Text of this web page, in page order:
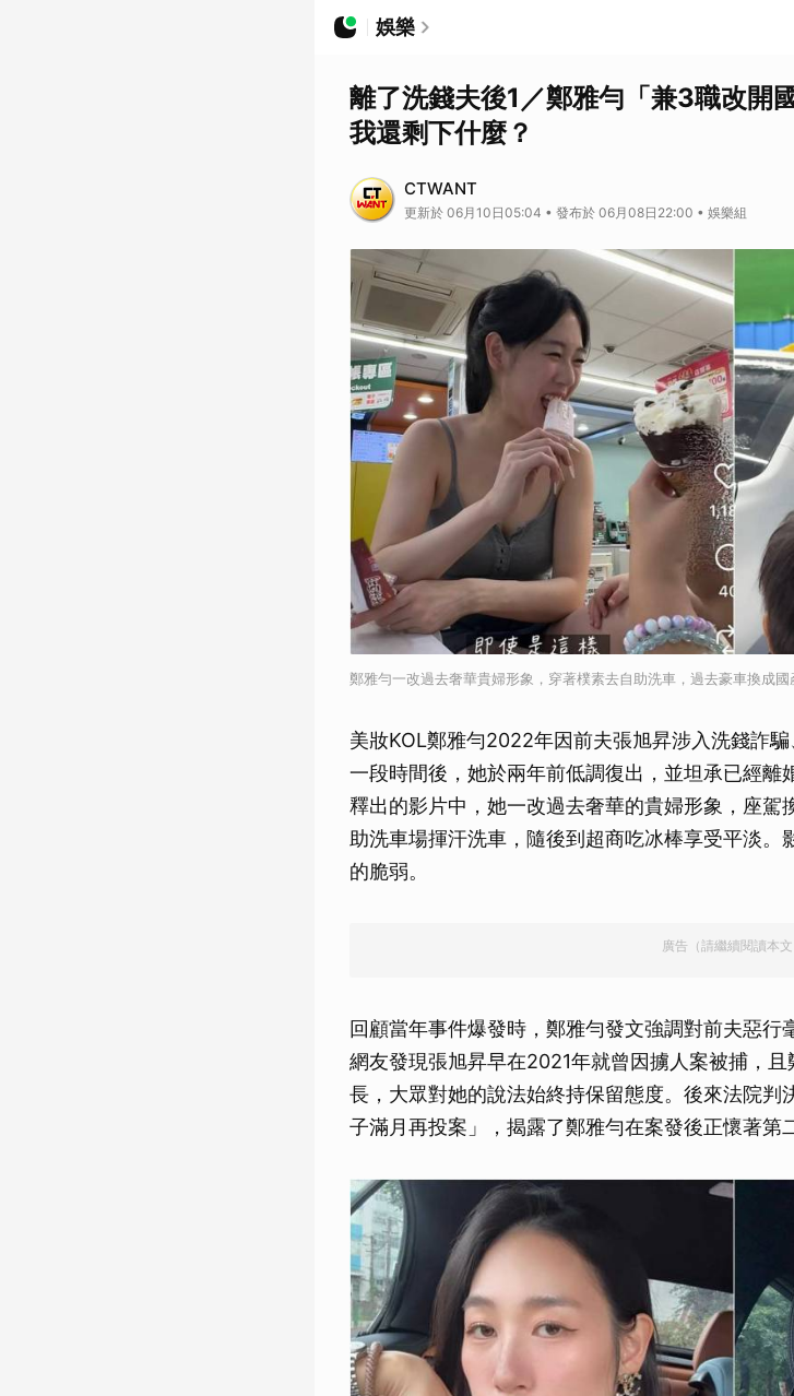
娛樂
離了洗錢夫後1／鄭雅勻「兼3職改開
我還剩下什麼？
CTWANT
更新於 06月10日05:04 • 發布於 06月08日22:00 • 娛樂組
鄭雅勻一改過去奢華貴婦形象，穿著樸素去自助洗車，過去豪車換成國
美妝KOL鄭雅勻2022年因前夫張旭昇涉入洗錢詐
一段時間後，她於兩年前低調復出，並坦承已經離
釋出的影片中，她一改過去奢華的貴婦形象，座駕
助洗車場揮汗洗車，隨後到超商吃冰棒享受平淡
的脆弱。
廣告（請繼續閱讀本文
回顧當年事件爆發時，鄭雅勻發文強調對前夫惡
網友發現張旭昇早在2021年就曾因擄人案被捕，
長，大眾對她的說法始終持保留態度。後來法院判
子滿月再投案」，揭露了鄭雅勻在案發後正懷著第